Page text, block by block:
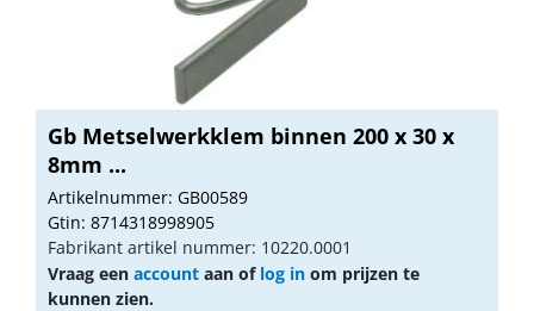
Gb Metselwerkklem binnen 200 x 30 x
8mm ...
Artikelnummer: GB00589
Gtin: 8714318998905
Fabrikant artikel nummer: 10220.0001
Vraag een account aan of log in om prijzen te
kunnen zien.